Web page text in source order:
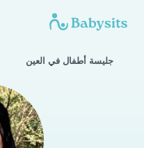
جليسة أطفال في العين